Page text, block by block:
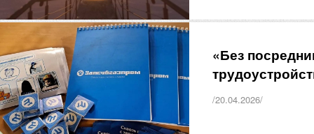
«Без
/20.04.2026/